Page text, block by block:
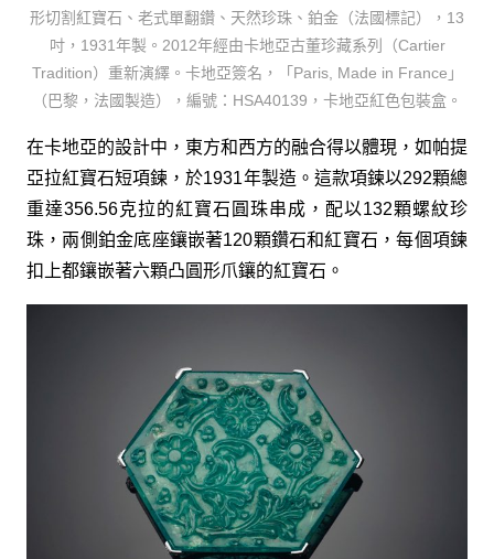
形切割紅寶石、老式單翻鑽、天然珍珠、鉑金（法國標記），13
吋，1931年製。2012年經由卡地亞古董珍藏系列（Cartier
Tradition）重新演繹。卡地亞簽名，「Paris, Made in France」
（巴黎，法國製造），編號：HSA40139，卡地亞紅色包裝盒。
在卡地亞的設計中，東方和西方的融合得以體現，如帕提
亞拉紅寶石短項鍊，於1931年製造。這款項鍊以292顆總
重達356.56克拉的紅寶石圓珠串成，配以132顆螺紋珍
珠，兩側鉑金底座鑲嵌著120顆鑽石和紅寶石，每個項鍊
扣上都鑲嵌著六顆凸圓形爪鑲的紅寶石。